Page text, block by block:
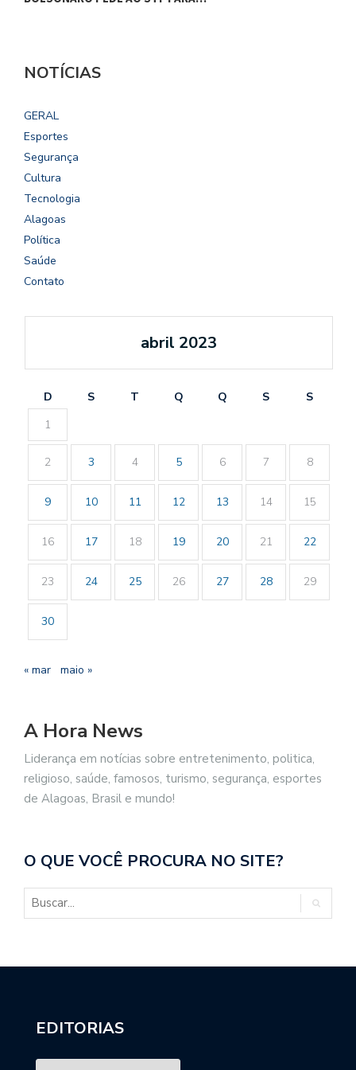
NOTÍCIAS
GERAL
Esportes
Segurança
Cultura
Tecnologia
Alagoas
Política
Saúde
Contato
abril 2023
D S T Q Q S
S
1
2 3 4 5 6 7 8
9 10 11 12 13 14 15
16 17 18 19 20 21 22
23 24 25 26 27 28 29
30
« mar maio »
A Hora News
Liderança em notícias sobre entretenimento, politica,
religioso, saúde, famosos, turismo, segurança, esportes
de Alagoas, Brasil e mundo!
O QUE VOCÊ PROCURA NO SITE?
EDITORIAS